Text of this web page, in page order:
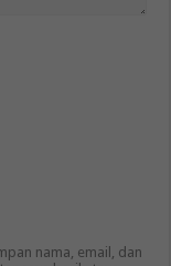
nama, email, dan